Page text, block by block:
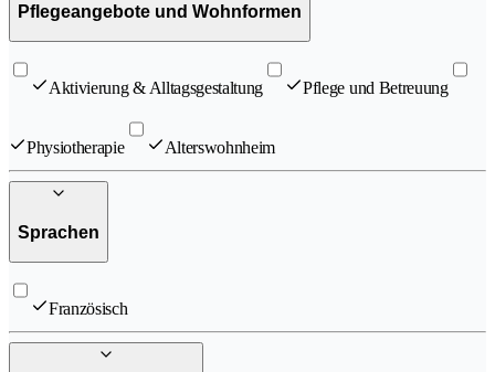
Pflegeangebote und Wohnformen
Aktivierung & Alltagsgestaltung Pflege und Betreuung
Physiotherapie Alterswohnheim
Sprachen
Französisch